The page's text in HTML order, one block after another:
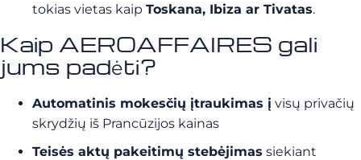
tokias vietas kaip Toskana, Ibiza ar Tivatas.
Kaip AEROAFFAIRES gali
jums padėti?
Automatinis mokesčių įtraukimas į visų privačių
skrydžių iš Prancūzijos kainas
Teisės aktų pakeitimų stebėjimas siekiant